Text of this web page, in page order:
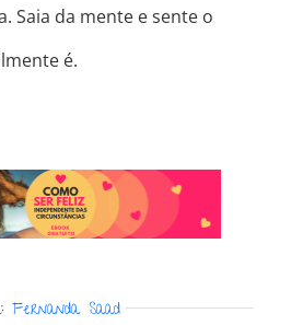
Saia da mente e sente o
é.
Fernanda Saad